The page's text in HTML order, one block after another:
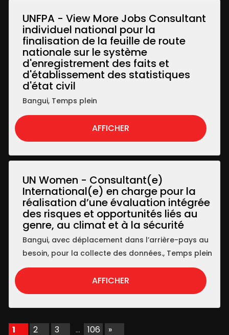
UNFPA - View More Jobs Consultant
individuel national pour la
finalisation de la feuille de route
nationale sur le système
d'enregistrement des faits et
d'établissement des statistiques
d'état civil
Bangui, Temps plein
AFFICHER
UN Women - Consultant(e)
International(e) en charge pour la
réalisation d’une évaluation intégrée
des risques et opportunités liés au
genre, au climat et à la sécurité
Bangui, avec déplacement dans l’arrière-pays au
besoin, pour la collecte des données., Temps plein
AFFICHER
1 2 3 … 106 »